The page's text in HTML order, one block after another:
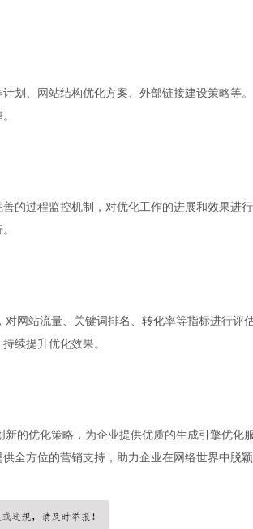
划、网站结构优化方案、外部链接建设策略等
的过程监控机制，对优化工作的进展和效果进
网站流量、关键词排名、转化率等指标进行评估
续提升优化效果。
的优化策略，为企业提供优质的生成引擎优化
全方位的营销支持，助力企业在网络世界中脱